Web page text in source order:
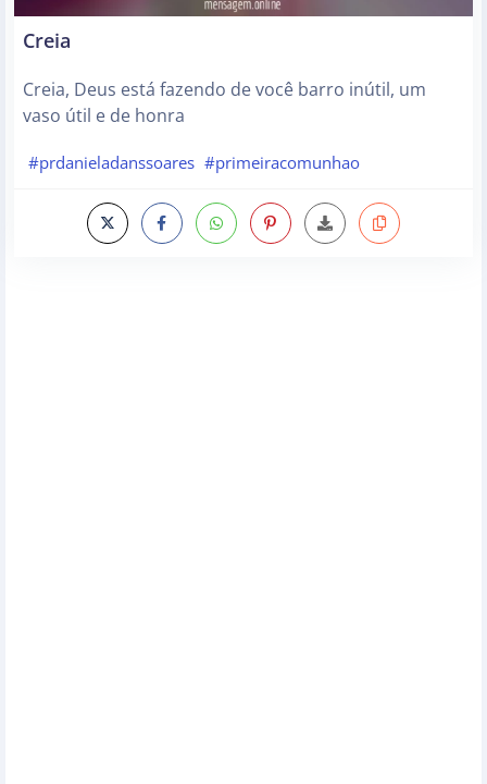
Creia
Creia, Deus está fazendo de você barro inútil, um
vaso útil e de honra
#prdanieladanssoares #primeiracomunhao